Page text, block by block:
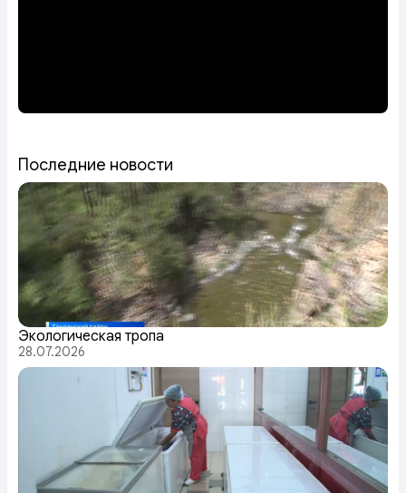
Последние новости
Экологическая тропа
28.07.2026